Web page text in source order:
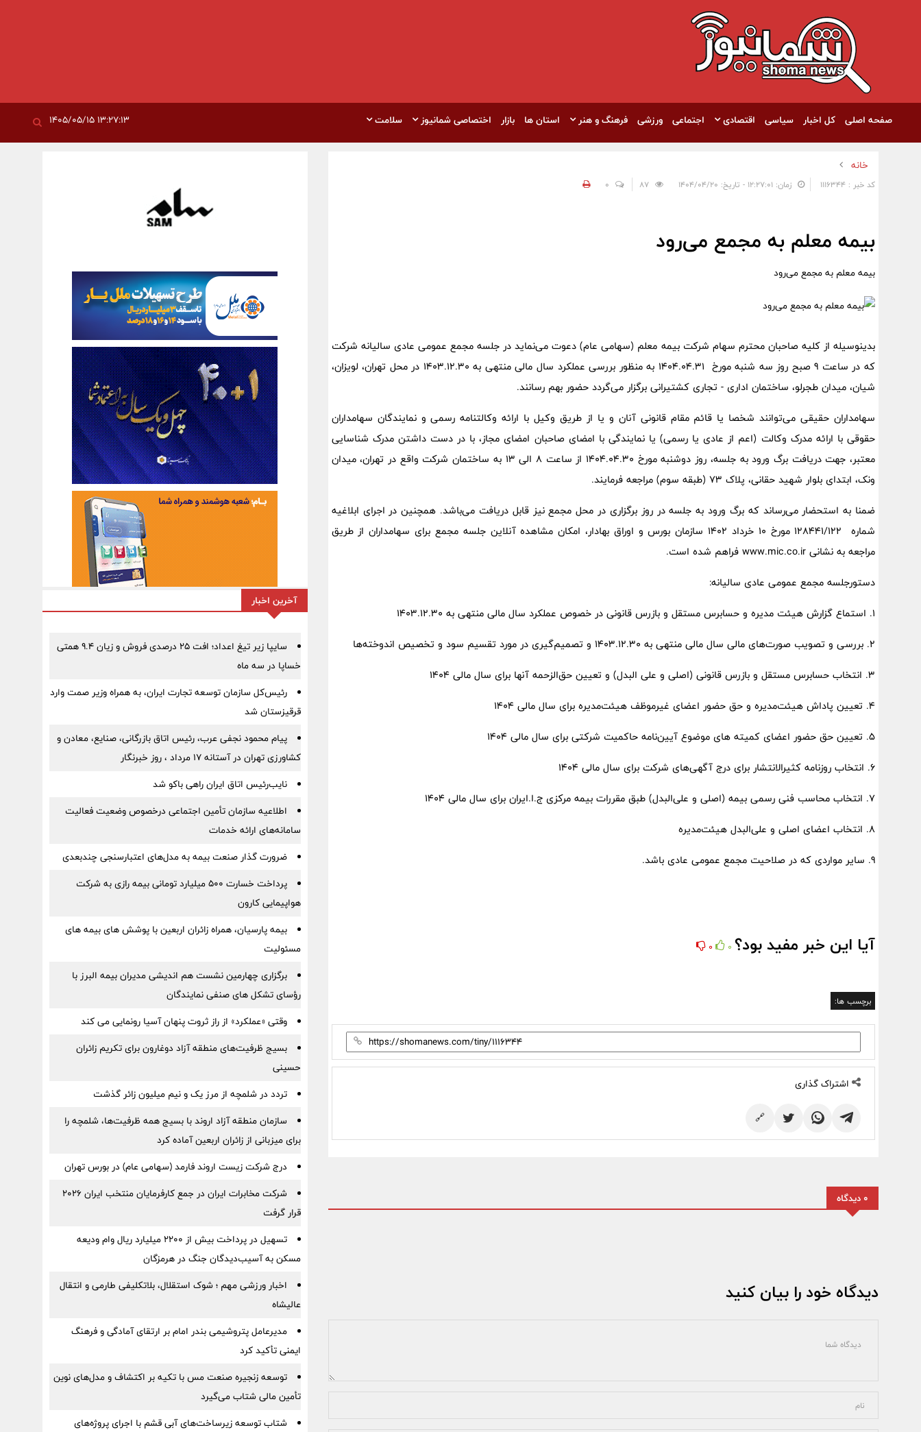
صفحه اصلی کل اخبار سیاسی اقتصادی اجتماعی ورزشی فرهنگ و هنر استان ها بازار اختصاصی شمانیوز سلامت
خانه
کد خبر : 1116344 زمان: ۱۲:۲۷:۰۱ - تاریخ: ۱۴۰۴/۰۴/۲۰ 0
بیمه معلم به مجمع می‌رود
بیمه معلم به مجمع می‌رود
بدینوسیله از کلیه صاحبان محترم سهام شرکت بیمه معلم (سهامی عام) دعوت می‌نماید در جلسه مجمع عمومی عادی سالیانه شرکت
که در ساعت 9 صبح روز سه شنبه مورخ ۱۴۰۴.۰۴.۳۱ به منظور بررسی عملکرد سال مالی منتهی به ۱۴۰۳.۱۲.۳۰ در محل تهران، لویزان،
شیان، میدان طجرلو، ساختمان اداری - تجاری کشتیرانی برگزار می‌گردد حضور بهم رسانند.
سهامداران حقیقی می‌توانند شخصا یا قائم مقام قانونی آنان و یا از طریق وکیل با ارائه وکالتنامه رسمی و نمایندگان سهامداران
حقوقی با ارائه مدرک وکالت (اعم از عادی یا رسمی) یا نمایندگی با امضای صاحبان امضای مجاز، با در دست داشتن مدرک شناسایی
معتبر، جهت دریافت برگ ورود به جلسه، روز دوشنبه مورخ ۱۴۰۴.۰۴.۳۰ از ساعت ۸ الی ۱۳ به ساختمان شرکت واقع در تهران، میدان
ونک، ابتدای بلوار شهید حقانی، پلاک ۷۳ (طبقه سوم) مراجعه فرمایند.
ضمنا به استحضار می‌رساند که برگ ورود به جلسه در روز برگزاری در محل مجمع نیز قابل دریافت می‌باشد. همچنین در اجرای ابلاغیه
شماره ۱۲۸۴۴۱/۱۲۲ مورخ ۱۰ خرداد ۱۴۰۲ سازمان بورس و اوراق بهادار، امکان مشاهده آنلاین جلسه مجمع برای سهامداران از طریق
مراجعه به نشانی www.mic.co.ir فراهم شده است.
دستورجلسه مجمع عمومی عادی سالیانه:
1. استماع گزارش هیئت مدیره و حسابرس مستقل و بازرس قانونی در خصوص عملکرد سال مالی منتهی به ۱۴۰۳.۱۲.۳۰
2. بررسی و تصویب صورت‌های مالی سال مالی منتهی به ۱۴۰۳.۱۲.۳۰ و تصمیم‌گیری در مورد تقسیم سود و تخصیص اندوخته‌ها
3. انتخاب حسابرس مستقل و بازرس قانونی (اصلی و علی البدل) و تعیین حق‌الزحمه آنها برای سال مالی 1404
4. تعیین پاداش هیئت‌مدیره و حق حضور اعضای غیرموظف هیئت‌مدیره برای سال مالی 1404
5. تعیین حق حضور اعضای کمیته های موضوع آیین‌نامه حاکمیت شرکتی برای سال مالی 1404
6. انتخاب روزنامه کثیرالانتشار برای درج آگهی‌های شرکت برای سال مالی 1404
7. انتخاب محاسب فنی رسمی بیمه (اصلی و علی‌البدل) طبق مقررات بیمه مرکزی ج.ا.ایران برای سال مالی 1404
8. انتخاب اعضای اصلی و علی‌البدل هیئت‌مدیره
9. سایر مواردی که در صلاحیت مجمع عمومی عادی باشد.
آیا این خبر مفید بود؟ 0
0
برچسب ها:
اشتراک گذاری
🔗
0 دیدگاه
دیدگاه خود را بیان کنید
آخرین اخبار
سایپا زیر تیغ اعداد؛ افت ۲۵ درصدی فروش و زیان ۹.۴ همتی
خساپا در سه ماه
رئیس‌کل سازمان توسعه تجارت ایران، به همراه وزیر صمت وارد
قرقیزستان شد
پیام محمود نجفی عرب، رئیس اتاق بازرگانی، صنایع، معادن و
کشاورزی تهران در آستانه 17 مرداد ، روز خبرنگار
نایب‌رئیس اتاق ایران راهی باکو شد
اطلاعیه سازمان تأمین اجتماعی درخصوص وضعیت فعالیت
سامانه‌های ارائه خدمات
ضرورت گذار صنعت بیمه به مدل‌های اعتبارسنجی چندبعدی
پرداخت خسارت ۵۰۰ میلیارد تومانی بیمه رازی به شرکت
هواپیمایی کارون
بیمه پارسیان، همراه زائران اربعین با پوشش های بیمه های
مسئولیت
برگزاری چهارمین نشست هم اندیشی مدیران بیمه البرز با
رؤسای تشکل های صنفی نمایندگان
وقتی «عملکرد» از راز ثروت پنهان آسیا رونمایی می کند
بسیج ظرفیت‌های منطقه آزاد دوغارون برای تکریم زائران
حسینی
تردد در شلمچه از مرز یک و نیم میلیون زائر گذشت
سازمان منطقه آزاد اروند با بسیج همه ظرفیت‌ها، شلمچه را
برای میزبانی از زائران اربعین آماده کرد
درج شرکت زیست اروند فارمد (سهامی عام) در بورس تهران
شرکت مخابرات ایران در جمع کارفرمایان منتخب ایران ۲۰۲۶
قرار گرفت
تسهیل در پرداخت بیش از ۲۲۰۰ میلیارد ریال وام ودیعه
مسکن به آسیب‌دیدگان جنگ در هرمزگان
اخبار ورزشی مهم ؛ شوک استقلال، بلاتکلیفی طارمی و انتقال
عالیشاه
مدیرعامل پتروشیمی بندر امام بر ارتقای آمادگی و فرهنگ
ایمنی تأکید کرد
توسعه زنجیره صنعت مس با تکیه بر اکتشاف و مدل‌های نوین
تأمین مالی شتاب می‌گیرد
شتاب توسعه زیرساخت‌های آبی قشم با اجرای پروژه‌های